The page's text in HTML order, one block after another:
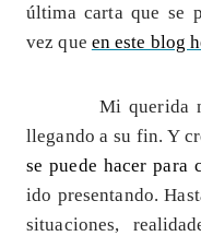
última carta que se
vez que en este blog
Mi querida nieta
llegando a su fin. Y
se puede hacer para
ido presentando.
situaciones,